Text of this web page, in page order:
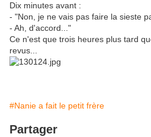
Dix minutes avant :
- "Non, je ne vais pas faire la sieste
- Ah, d'accord..."
Ce n'est que trois heures plus tard
revus...
#Nanie a fait le petit frère
Partager